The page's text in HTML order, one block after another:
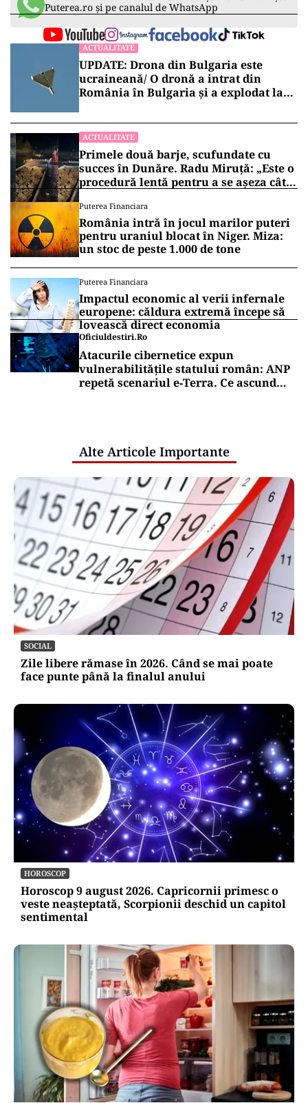
Puterea.ro și pe canalul de WhatsApp
ACTUALITATE
UPDATE: Drona din Bulgaria este
ucraineană/ O dronă a intrat din
România în Bulgaria şi a explodat la
ACTUALITATE
Primele două barje, scufundate cu
succes în Dunăre. Radu Miruță: „Este o
procedură lentă pentru a se așeza cât
Puterea Financiara
România intră în jocul marilor puteri
pentru uraniul blocat în Niger. Miza:
un stoc de peste 1.000 de tone
Puterea Financiara
Impactul economic al verii infernale
europene: căldura extremă începe să
lovească direct economia
Oficiuldestiri.ro
Atacurile cibernetice expun
vulnerabilitățile statului român: ANP
repetă scenariul e‑Terra. Ce ascund
Alte Articole Importante
SOCIAL
Zile libere rămase în 2026. Când se mai poate
face punte până la finalul anului
HOROSCOP
Horoscop 9 august 2026. Capricornii primesc o
veste neașteptată, Scorpionii deschid un capitol
sentimental